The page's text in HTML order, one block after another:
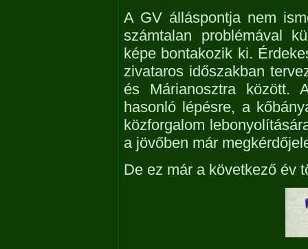
A GV álláspontja nem
számtalan problémával
képe bontakozik ki.
zivataros időszakban
és Márianosztra között.
hasonló lépésre, a
közforgalom
a jövőben már
De ez már a következő év